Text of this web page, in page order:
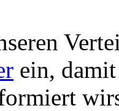
ein,